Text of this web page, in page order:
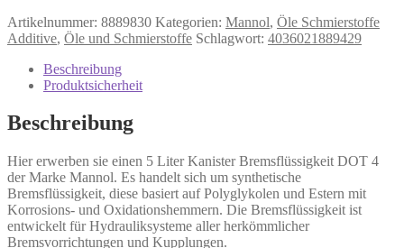
Artikelnummer: 8889830 Kategorien: Mannol, Öle Schmierstoffe
Additive, Öle und Schmierstoffe Schlagwort: 4036021889429
Beschreibung
Produktsicherheit
Beschreibung
Hier erwerben sie einen 5 Liter Kanister Bremsflüssigkeit DOT 4
der Marke Mannol. Es handelt sich um synthetische
Bremsflüssigkeit, diese basiert auf Polyglykolen und Estern mit
Korrosions- und Oxidationshemmern. Die Bremsflüssigkeit ist
entwickelt für Hydrauliksysteme aller herkömmlicher
Bremsvorrichtungen und Kupplungen.